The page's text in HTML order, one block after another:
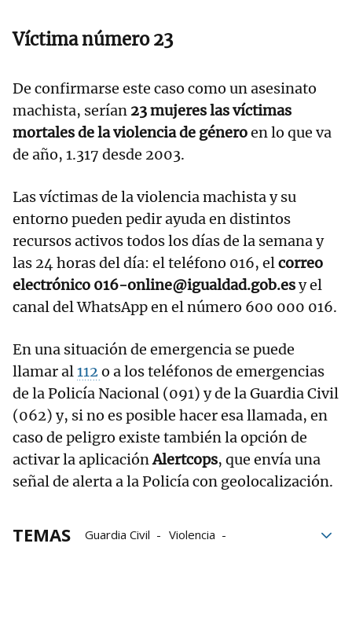
Víctima número 23
De confirmarse este caso como un asesinato
machista, serían 23 mujeres las víctimas
mortales de la violencia de géneroen lo que va
de año, 1.317 desde 2003.
Las víctimas de la violencia machista y su
entorno pueden pedir ayuda en distintos
recursos activos todos los días de la semana y
las 24 horas del día: el teléfono 016, elcorreo
electrónico 016-online@igualdad.gob.esy el
canal del WhatsApp en el número 600 000 016.
En una situación de emergencia se puede
llamar al112 o a los teléfonos de emergencias
de la Policía Nacional (091) y de la Guardia Civil
(062) y, si no es posible hacer esa llamada, en
caso de peligro existe también la opción de
activar la aplicaciónAlertcops, que envía una
señal de alerta a la Policía con geolocalización.
TEMAS Guardia Civil
Violencia